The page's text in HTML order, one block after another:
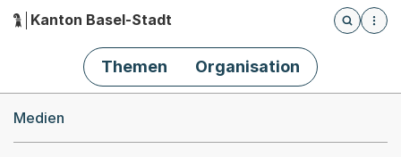
Hauptnavigation
Kanton Basel-Stadt
Öffnet
Themen Organisation
Medien